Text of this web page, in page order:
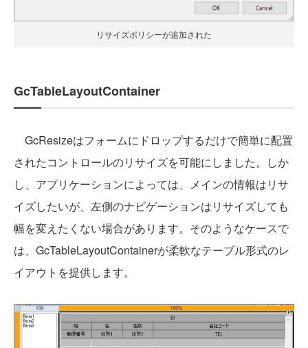
リサイズポリシーが追加された
GcTableLayoutContainer
GcResizeはフォームにドロップするだけで簡単に配置
されたコントロールのリサイズを可能にしました。しか
し、アプリケーションによっては、メインの情報はリサ
イズしたいが、左側のナビゲーションはリサイズしても
幅を変えたくない場合があります。そのようなケースで
は、GcTableLayoutContainerが柔軟なテーブル形式のレ
イアウトを提供します。